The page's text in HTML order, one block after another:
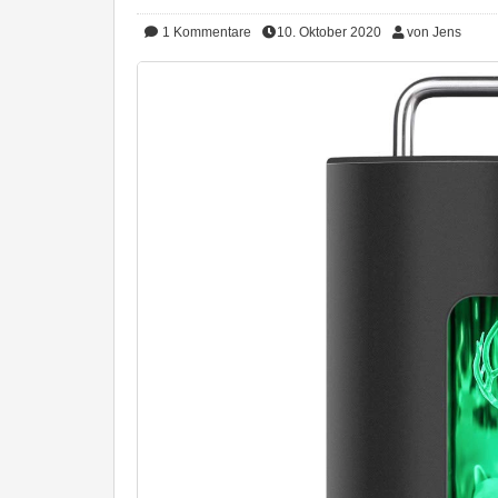
1 Kommentare 10. Oktober 2020 von Jens